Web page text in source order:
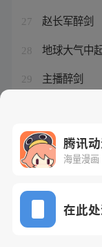
27 赵长军醉剑
28 地球大气中
29 主播醉剑
赵长军醉剑
腾讯
海量漫
在此
网站